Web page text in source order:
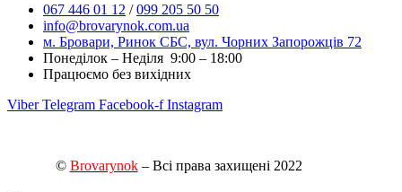
067 446 01 12 /099 205 50 50
info@brovarynok.com.ua
м. Бровари, Ринок СБС, вул. Чорних Запорожців 72
Понеділок – Неділя 9:00 – 18:00
Працюємо без вихідних
Viber Telegram Facebook-f Instagram
© Brovarynok– Всі права захищені 2022